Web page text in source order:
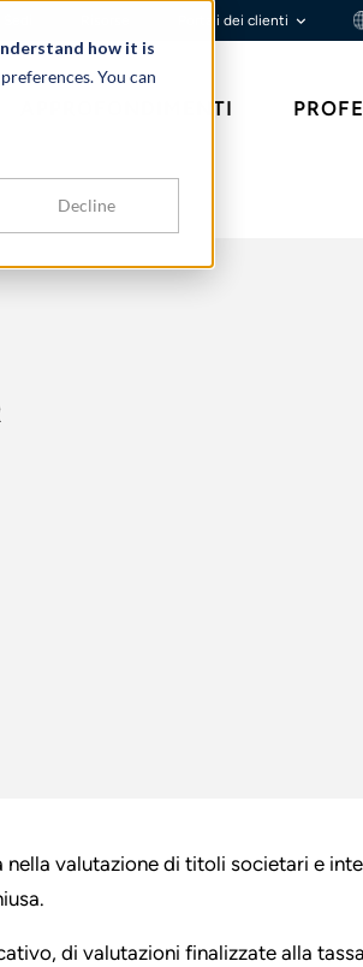
how it is
You can
Decline
Portali dei clienti
APPROFONDIMENTI
nella valutazione di titoli societari e
di valutazioni finalizzate alla